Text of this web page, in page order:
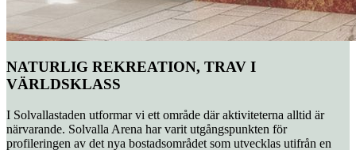
NATURLIG REKREATION, TRAV I
VÄRLDSKLASS
I Solvallastaden utformar vi ett område där aktiviteterna alltid är
närvarande. Solvalla Arena har varit utgångspunkten för
profileringen av det nya bostadsområdet som utvecklas utifrån en